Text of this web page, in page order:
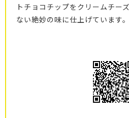
トチョコチップをクリームチー
ない絶妙の味に仕上げています。